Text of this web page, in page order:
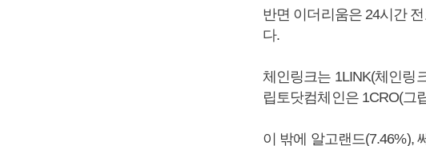
반면 이더리움은 24시간
다.
체인링크는 1LINK(체인링
립토닷컴체인은 1CRO(그
이 밖에 알고랜드(7.46%),